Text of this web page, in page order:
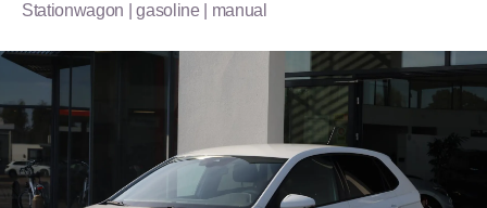
Stationwagon | gasoline | manual